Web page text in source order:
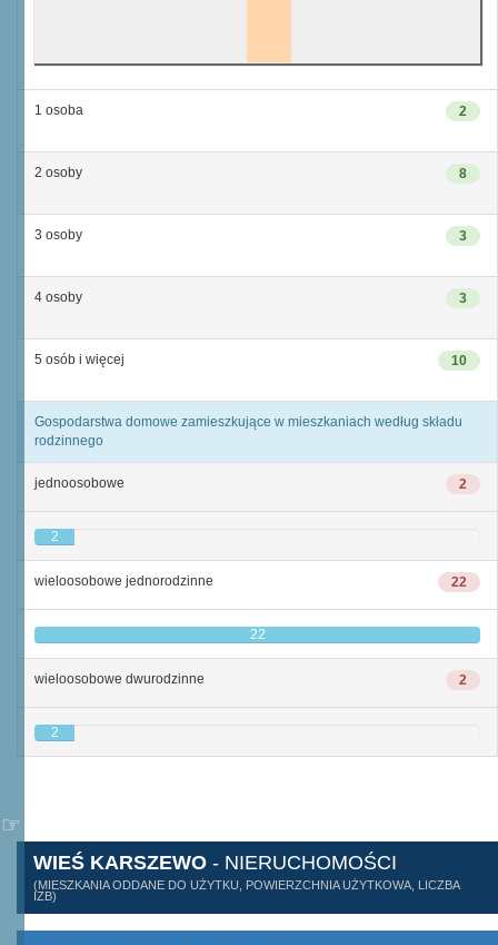
2
1 osoba
8
2 osoby
3
3 osoby
3
4 osoby
10
5 osób i więcej
Gospodarstwa domowe zamieszkujące w mieszkaniach według składu
rodzinnego
2
jednoosobowe
2
22
wieloosobowe jednorodzinne
22
2
wieloosobowe dwurodzinne
2
WIEŚ KARSZEWO - NIERUCHOMOŚCI
(MIESZKANIA ODDANE DO UŻYTKU, POWIERZCHNIA UŻYTKOWA, LICZBA
IZB)